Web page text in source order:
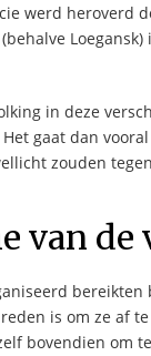
werd heroverd
in deze
gaat dan
zouden
van
is om ze af
bovendien om